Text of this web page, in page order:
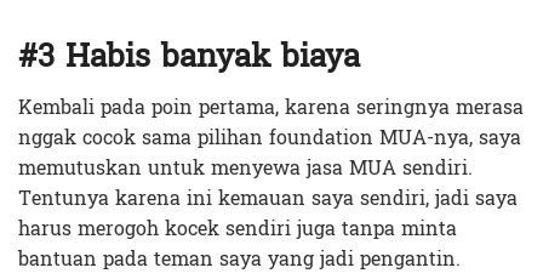
#3 Habis banyak biaya
Kembali pada poin pertama, karena seringnya merasa
nggak cocok sama pilihan foundation MUA-nya, saya
memutuskan untuk menyewa jasa MUA sendiri.
Tentunya karena ini kemauan saya sendiri, jadi saya
harus merogoh kocek sendiri juga tanpa minta
bantuan pada teman saya yang jadi pengantin.